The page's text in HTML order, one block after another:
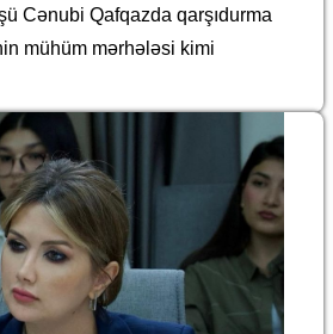
Cənubi Qafqazda qarşıdurma
mühüm mərhələsi kimi